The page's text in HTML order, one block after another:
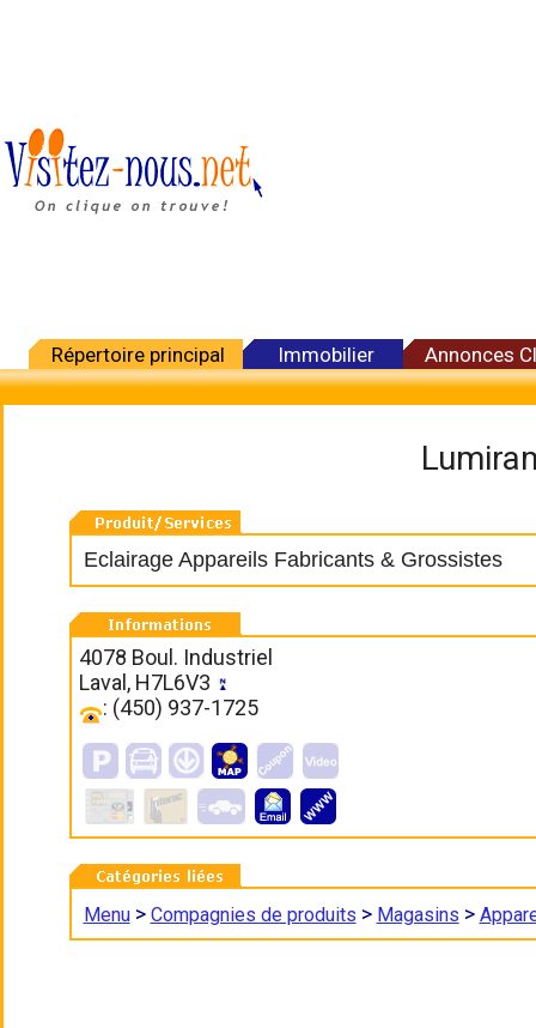
Répertoire principal Immobilier Annonces
Eclairage Appareils Fabricants & Grossistes
4078 Boul. Industriel
Laval, H7L6V3
: (450) 937-1725
Menu> Compagnies de produits > Magasins >